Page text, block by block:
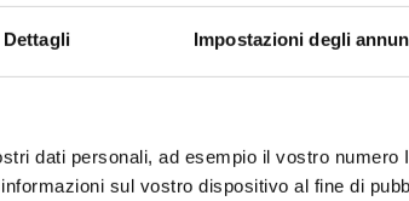
Dettagli Impostazioni degli
dati personali, ad esempio il vostro numero
sul vostro dispositivo al fine di
Dopo più di 35 anni di esperienza nel
“Arrivi in fondo alla corsa della vita e ti